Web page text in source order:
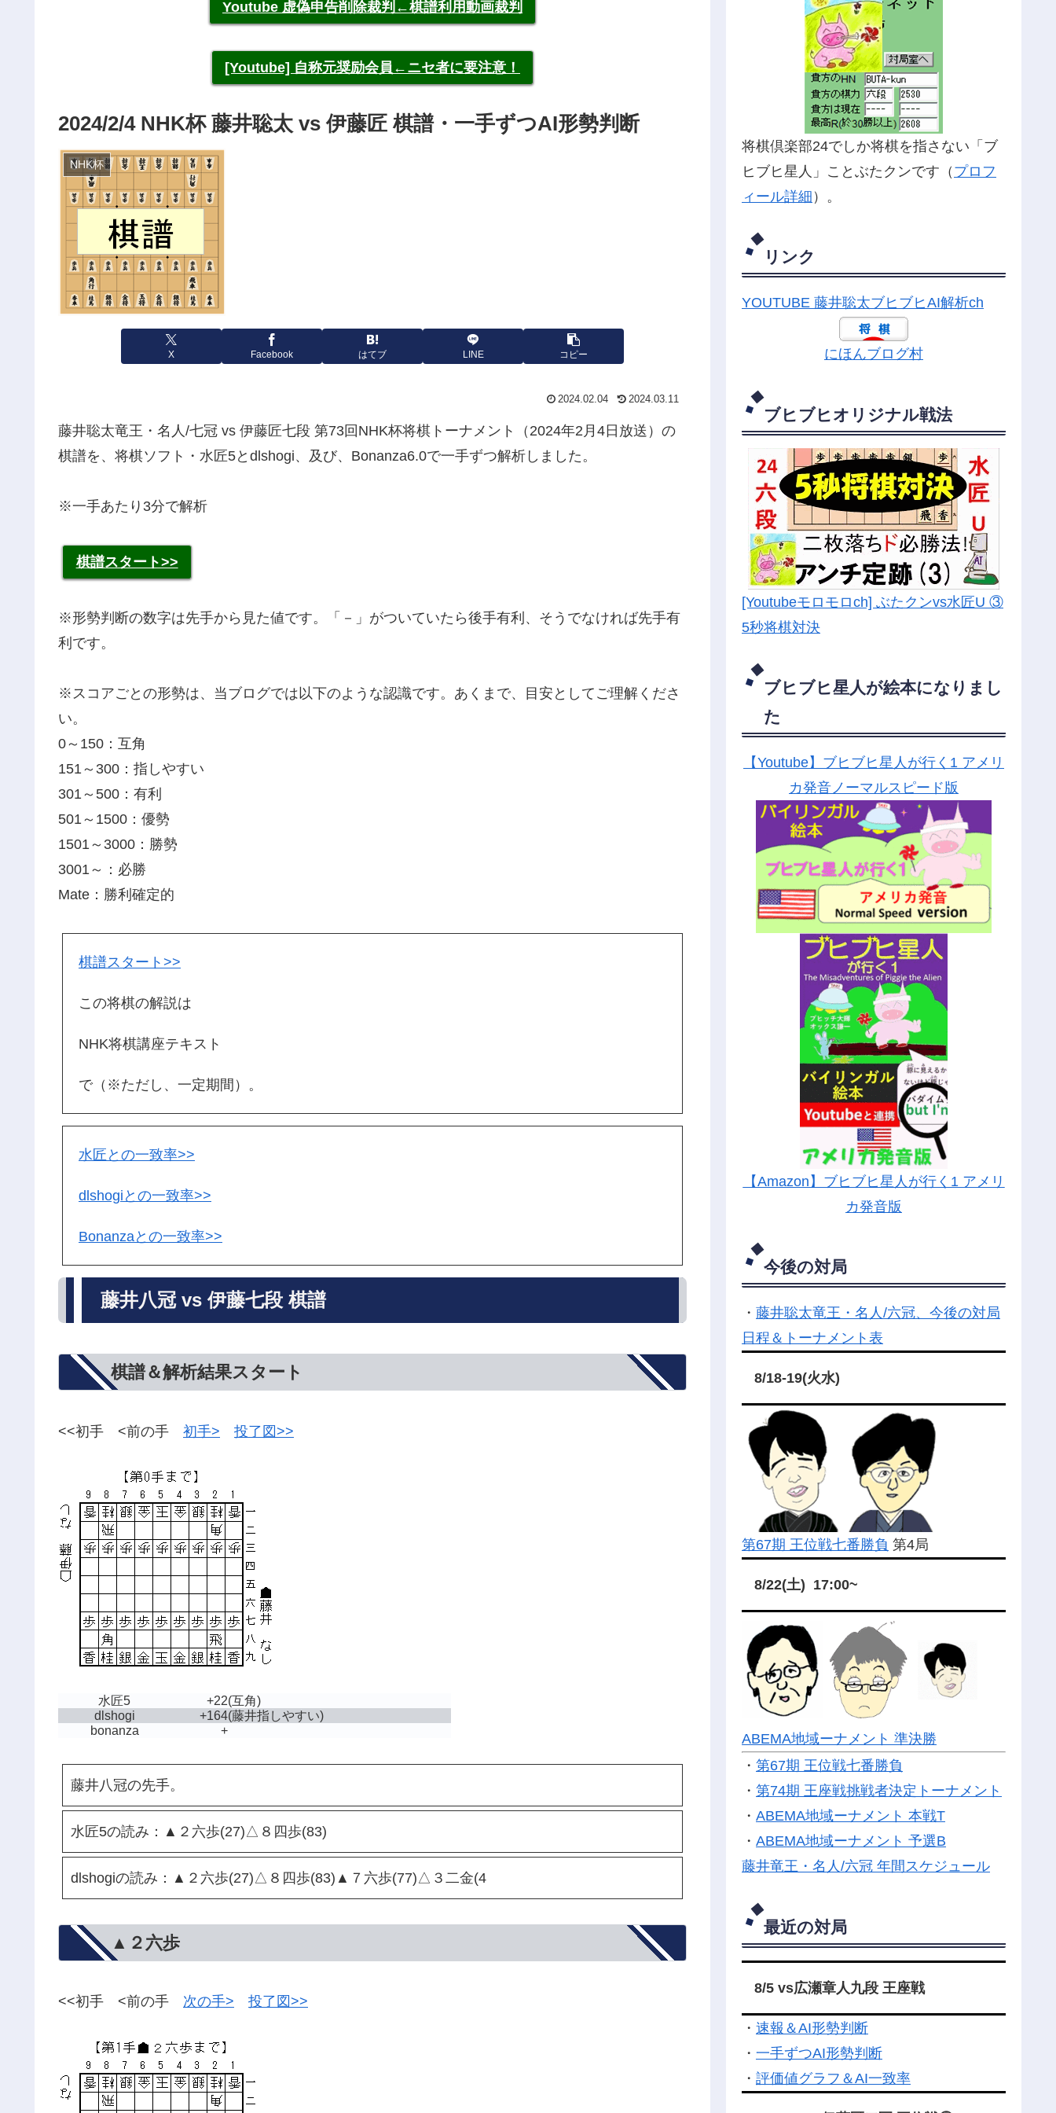
Youtube 虚偽申告削除裁判←棋譜利用動画裁判
[Youtube] 自称元奨励会員←ニセ者に要注意！
2024/2/4 NHK杯 藤井聡太 vs 伊藤匠 棋譜・一手ずつAI形勢判断
NHK杯
X Facebook はてブ LINE コピー
2024.02.04 2024.03.11
藤井聡太竜王・名人/七冠 vs 伊藤匠七段 第73回NHK杯将棋トーナメント（2024年2月4日放送）の
棋譜を、将棋ソフト・水匠5とdlshogi、及び、Bonanza6.0で一手ずつ解析しました。
※一手あたり3分で解析
棋譜スタート>>
※形勢判断の数字は先手から見た値です。「－」がついていたら後手有利、そうでなければ先手有
利です。
※スコアごとの形勢は、当ブログでは以下のような認識です。あくまで、目安としてご理解くださ
い。
0～150：互角
151～300：指しやすい
301～500：有利
501～1500：優勢
1501～3000：勝勢
3001～：必勝
Mate：勝利確定的
棋譜スタート>>
この将棋の解説は
NHK将棋講座テキスト
で（※ただし、一定期間）。
水匠との一致率>>
dlshogiとの一致率>>
Bonanzaとの一致率>>
藤井八冠 vs 伊藤七段 棋譜
棋譜＆解析結果スタート
<<初手 <前の手 初手> 投了図>>
水匠5 +22(互角)
dlshogi
+164(藤井指しやすい)
bonanza
+
藤井八冠の先手。
水匠5の読み：▲２六歩(27)△８四歩(83)
dlshogiの読み：▲２六歩(27)△８四歩(83)▲７六歩(77)△３二金(4
▲２六歩
<<初手 <前の手 次の手> 投了図>>
将棋倶楽部24でしか将棋を指さない「ブ
ヒブヒ星人」ことぶたクンです（ プロフ
ィール詳細 ）。
リンク
YOUTUBE 藤井聡太ブヒブヒAI解析ch
にほんブログ村
ブヒブヒオリジナル戦法
[Youtubeモロモロch] ぶたクンvs水匠U ③
5秒将棋対決
ブヒブヒ星人が絵本になりまし
た
【Youtube】ブヒブヒ星人が行く1 アメリ
カ発音ノーマルスピード版
【Amazon】ブヒブヒ星人が行く1 アメリ
カ発音版
今後の対局
・ 藤井聡太竜王・名人/六冠、今後の対局
日程＆トーナメント表
8/18-19(火水)
第67期 王位戦七番勝負 第4局
8/22(土) 17:00~
ABEMA地域ーナメント 準決勝
・ 第67期 王位戦七番勝負
・ 第74期 王座戦挑戦者決定トーナメント
・ ABEMA地域ーナメント 本戦T
・ ABEMA地域ーナメント 予選B
藤井竜王・名人/六冠 年間スケジュール
最近の対局
8/5 vs広瀬章人九段 王座戦
・ 速報＆AI形勢判断
・ 一手ずつAI形勢判断
・ 評価値グラフ＆AI一致率